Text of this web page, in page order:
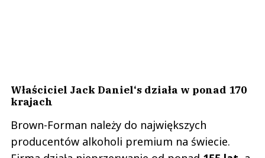
Właściciel Jack Daniel‘s działa w ponad 170
krajach
Brown-Forman należy do największych
producentów alkoholi premium na świecie.